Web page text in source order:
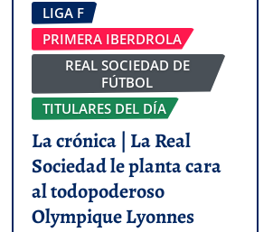
LIGA F
PRIMERA IBERDROLA
REAL SOCIEDAD DE
FÚTBOL
TITULARES DEL DÍA
La crónica | La Real
Sociedad le planta cara
al todopoderoso
Olympique Lyonnes